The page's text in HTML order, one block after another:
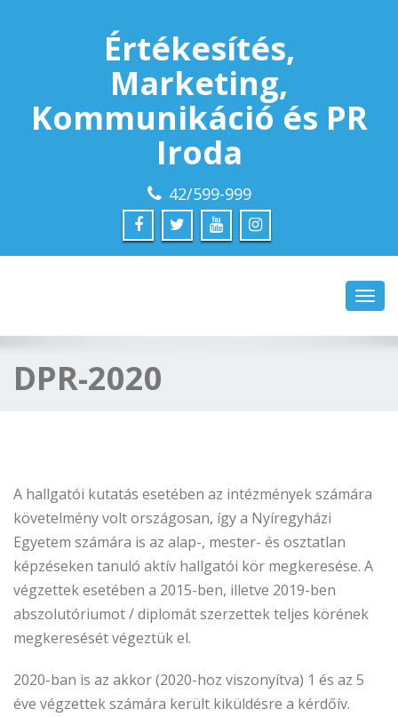
Értékesítés,
Marketing,
Kommunikáció és PR
Iroda
42/599-999
DPR-2020
A hallgatói kutatás esetében az intézmények számára
követelmény volt országosan, így a Nyíregyházi
Egyetem számára is az alap-, mester- és osztatlan
képzéseken tanuló aktív hallgatói kör megkeresése. A
végzettek esetében a 2015-ben, illetve 2019-ben
abszolutóriumot / diplomát szerzettek teljes körének
megkeresését végeztük el.
2020-ban is az akkor (2020-hoz viszonyítva) 1 és az 5
éve végzettek számára került kiküldésre a kérdőív.